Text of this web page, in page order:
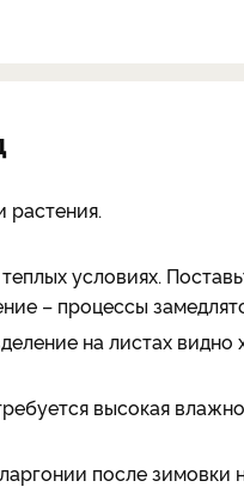
растения.
условиях.
– процессы
на листах
высокая
после зимовки